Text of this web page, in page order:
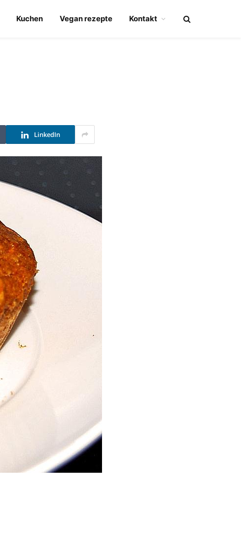
Kuchen Vegan rezepte Kontakt
LinkedIn